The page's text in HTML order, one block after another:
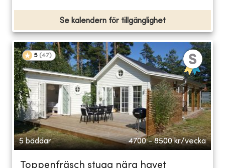
Se kalendern för tillgänglighet
5 (47)
5 bäddar 4700 - 8500 kr/vecka
Toppenfräsch stuga nära havet